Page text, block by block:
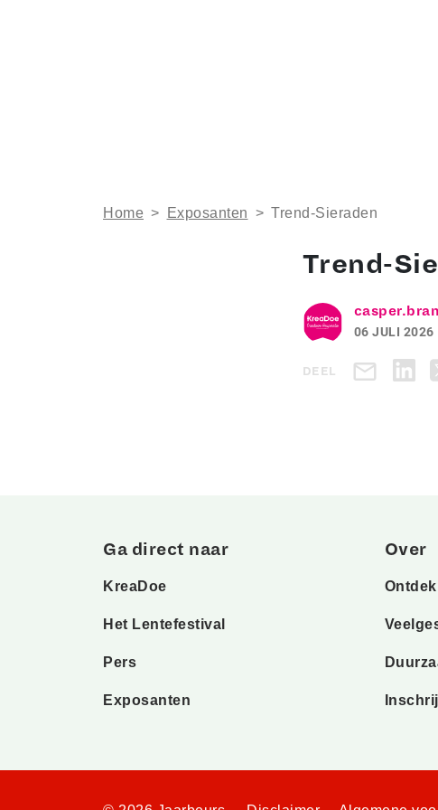
Home > Exposanten > Trend-Sieraden
Trend-
06 JULI 2026
DEEL
Ga direct naar
KreaDoe
Het Lentefestival
Pers
Exposanten
Over